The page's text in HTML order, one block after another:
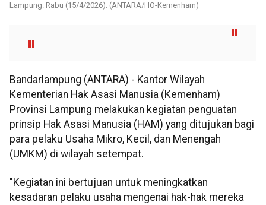
Lampung. Rabu (15/4/2026). (ANTARA/HO-Kemenham)
Bandarlampung (ANTARA) - Kantor Wilayah
Kementerian Hak Asasi Manusia (Kemenham)
Provinsi Lampung melakukan kegiatan penguatan
prinsip Hak Asasi Manusia (HAM) yang ditujukan bagi
para pelaku Usaha Mikro, Kecil, dan Menengah
(UMKM) di wilayah setempat.
"Kegiatan ini bertujuan untuk meningkatkan
kesadaran pelaku usaha mengenai hak-hak mereka